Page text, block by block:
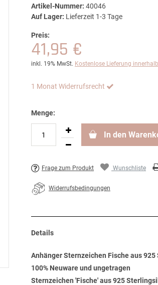
Artikel-Nummer: 40046
Auf Lager: Lieferzeit 1-3 Tage
Preis:
41,95 €
inkl. 19% MwSt. Kostenlose Lieferung
1 Monat Widerrufsrecht
Menge:
In den
Frage zum Produkt Wunschliste
Widerrufsbedingungen
Details
Anhänger Sternzeichen Fische aus 925
100% Neuware und ungetragen
Sternzeichen 'Fische' aus 925